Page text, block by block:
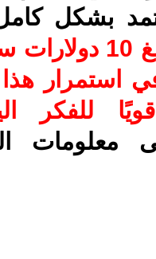
بشكل
ساهم/ي معنا! بدعمكم بمبلغ
استمرار هذا
للفكر
معلومات